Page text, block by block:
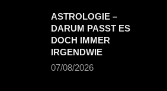
ASTROLOGIE –
DARUM PASST ES
DOCH IMMER
IRGENDWIE
07/08/2026